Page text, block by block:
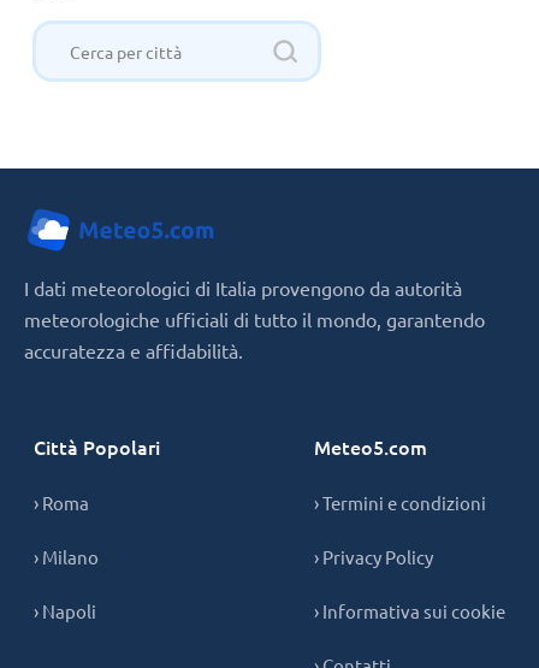
I dati meteorologici di Italia provengono da autorità
meteorologiche ufficiali di tutto il mondo, garantendo
accuratezza e affidabilità.
Città Popolari
› Roma
› Milano
› Napoli
Meteo5.com
› Termini e condizioni
› Privacy Policy
› Informativa sui cookie